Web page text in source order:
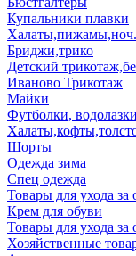
Купальники плавки
Бриджи,трико
Детский
Иваново Трикотаж
Майки
Футболки,
Шорты
Одежда зима
Спец одежда
Товары для ухода
Крем для обуви
Товары для ухода
Хозяйственные